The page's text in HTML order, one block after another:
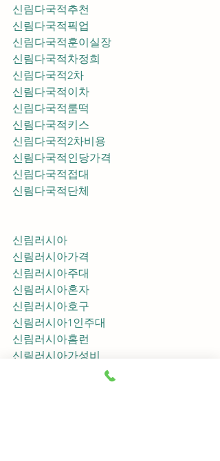
신림다국적추천
신림다국적훈이실장
신림다국적차정희
신림다국적2차
신림다국적이차
신림다국적룸떡
신림다국적키스
신림다국적2차비용
신림다국적인당가격
신림다국적접대
신림다국적단체
신림러시아
신림러시아가격
신림러시아주대
신림러시아혼자
신림러시아호구
신림러시아1인주대
신림러시아홈런
신림러시아가성비